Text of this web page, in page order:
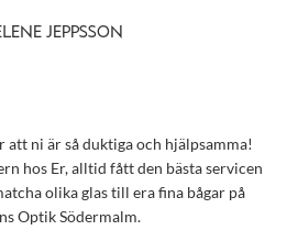
JEPPSSON
att ni är så duktiga och hjälpsamma!
hos Er, alltid fått den bästa servicen
olika glas till era fina bågar på
Optik Södermalm.